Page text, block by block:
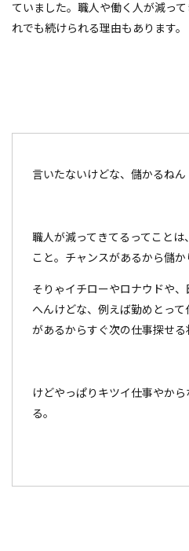
ていました。職人や働く人が減っ
れでも続けられる理由もあります。
言いたないけどな、儲かるねん
職人が減ってきてるってことは
こと。チャンスがあるから儲か
そりゃイチローやロナウドや
へんけどな、例えば勤めとっ
があるからすぐ次の仕事探せる
けどやっぱりキツイ仕事やか
る。